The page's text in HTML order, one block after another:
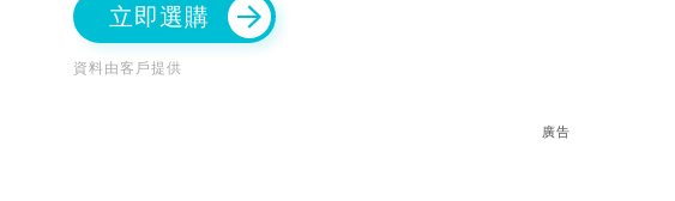
立即選購
資料由客戶提供
廣告